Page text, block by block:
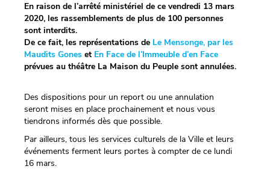
En raison de l’arrêté ministériel de ce vendredi 13 mars
2020, les rassemblements de plus de 100 personnes
sont interdits.
De ce fait, les représentations de Le Mensonge, par les
Maudits Gones et En Face de l’Immeuble d’en Face
prévues au théâtre La Maison du Peuple sont annulées.
Des dispositions pour un report ou une annulation
seront mises en place prochainement et nous vous
tiendrons informés dès que possible.
Par ailleurs, tous les services culturels de la Ville et leurs
événements ferment leurs portes à compter de ce lundi
16 mars.